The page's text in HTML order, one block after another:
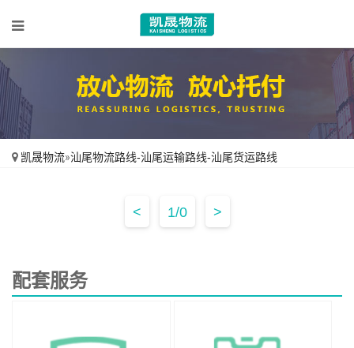
凯晟物流»汕尾物流路线-汕尾运输路线-汕尾货运路线
< 1/0 >
配套服务